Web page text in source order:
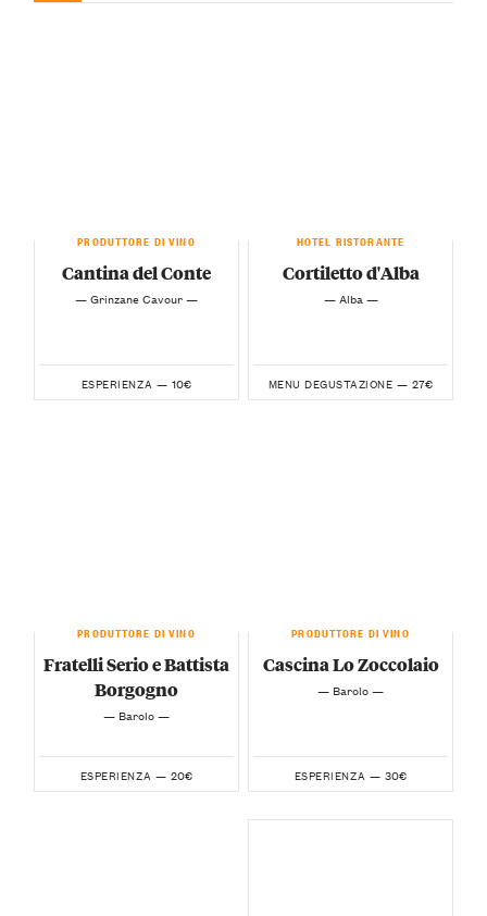
PRODUTTORE DI VINO
Cantina del Conte
— Grinzane Cavour —
ESPERIENZA — 10€
HOTEL RISTORANTE
Cortiletto d'Alba
— Alba —
MENU DEGUSTAZIONE — 27€
PRODUTTORE DI VINO
Fratelli Serio e Battista
Borgogno
— Barolo —
ESPERIENZA — 20€
PRODUTTORE DI VINO
Cascina Lo Zoccolaio
— Barolo —
ESPERIENZA — 30€